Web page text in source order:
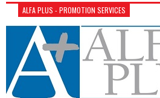
ALFA PLUS - PROMOTION SERVICES